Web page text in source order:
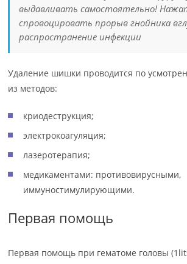
выдавливать самостоятельно!
спровоцировать прорыв гнойника
распространение инфекции
Удаление шишки проводится по
из методов:
криодеструкция;
электрокоагуляция;
лазеротерапия;
медикаментами: противовирусными,
иммуностимулирующими.
Первая помощь
Первая помощь при гематоме головы